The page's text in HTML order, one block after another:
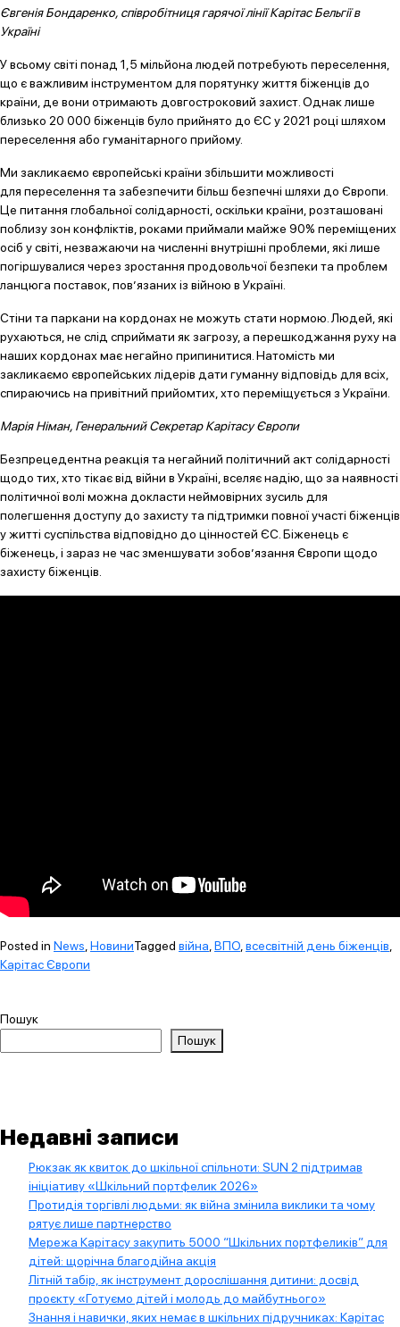
Євгенія Бондаренко, співробітниця гарячої лінії Карітас Бельгії в
Україні
У всьому світі понад 1,5 мільйона людей потребують переселення,
що є важливим інструментом для порятунку життя біженців до
країни, де вони отримають довгостроковий захист. Однак лише
близько 20 000 біженців було прийнято до ЄС у 2021 році шляхом
переселення або гуманітарного прийому.
Ми закликаємо європейські країни збільшити можливості
для переселення та забезпечити більш безпечні шляхи до Європи.
Це питання глобальної солідарності, оскільки країни, розташовані
поблизу зон конфліктів, роками приймали майже 90% переміщених
осіб у світі, незважаючи на численні внутрішні проблеми, які лише
погіршувалися через зростання продовольчої безпеки та проблем
ланцюга поставок, пов’язаних із війною в Україні.
Стіни та паркани на кордонах не можуть стати нормою. Людей, які
рухаються, не слід сприймати як загрозу, а перешкоджання руху на
наших кордонах має негайно припинитися. Натомість ми
закликаємо європейських лідерів дати гуманну відповідь для всіх,
спираючись на привітний прийомтих, хто переміщується з України.
Марія Німан, Генеральний Секретар Карітасу Європи
Безпрецедентна реакція та негайний політичний акт солідарності
щодо тих, хто тікає від війни в Україні, вселяє надію, що за наявності
політичної волі можна докласти неймовірних зусиль для
полегшення доступу до захисту та підтримки повної участі біженців
у житті суспільства відповідно до цінностей ЄС. Біженець є
біженець, і зараз не час зменшувати зобов’язання Європи щодо
захисту біженців.
Posted in News НовиниTagged війна ВПО всесвітній день біженців
Карітас Європи
Пошук
Пошук
Недавні записи
Рюкзак як квиток до шкільної спільноти: SUN 2 підтримав
ініціативу «Шкільний портфелик 2026»
Протидія торгівлі людьми: як війна змінила виклики та чому
рятує лише партнерство
Мережа Карітасу закупить 5000 “Шкільних портфеликів” для
дітей: щорічна благодійна акція
Літній табір, як інструмент дорослішання дитини: досвід
проєкту «Готуємо дітей і молодь до майбутнього»
Знання і навички, яких немає в шкільних підручниках: Карітас